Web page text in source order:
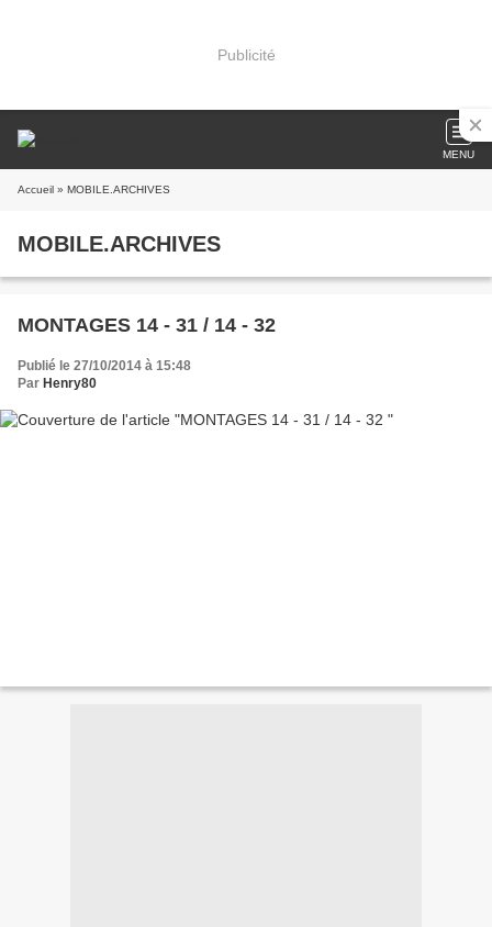
Publicité
MENU
Accueil » MOBILE.ARCHIVES
MOBILE.ARCHIVES
MONTAGES 14 - 31 / 14 - 32
Publié le 27/10/2014 à 15:48
Par Henry80